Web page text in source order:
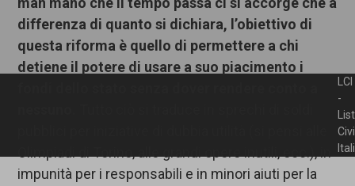
differenza di quanto si dichiara, l’obiettivo di
questa riforma è quello di permettere a chi
detiene il potere di usare a suo piacimento i
Olimpiadi di Torino, alle grandi opere inutili, ecc.), in
impunità per i responsabili e in minori aiuti per la
LCI
-